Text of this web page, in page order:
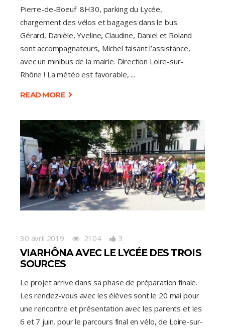
Pierre-de-Boeuf 8H30, parking du Lycée,
chargement des vélos et bagages dans le bus.
Gérard, Danièle, Yveline, Claudine, Daniel et Roland
sont accompagnateurs, Michel faisant l’assistance,
avec un minibus de la mairie. Direction Loire-sur-
Rhône ! La météo est favorable,
READ MORE
30 avril 2019 2104 3
VIARHÔNA AVEC LE LYCÉE DES TROIS
SOURCES
Le projet arrive dans sa phase de préparation finale.
Les rendez-vous avec les élèves sont le 20 mai pour
une rencontre et présentation avec les parents et les
6 et 7 juin, pour le parcours final en vélo, de Loire-sur-